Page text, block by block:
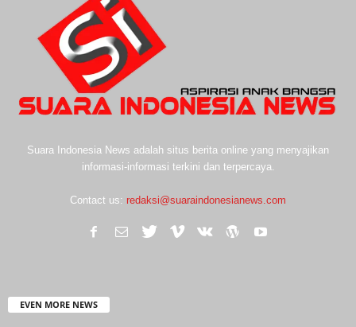
Suara Indonesia News adalah situs berita online yang menyajikan
informasi-informasi terkini dan terpercaya.
Contact us: redaksi@suaraindonesianews.com
EVEN MORE NEWS